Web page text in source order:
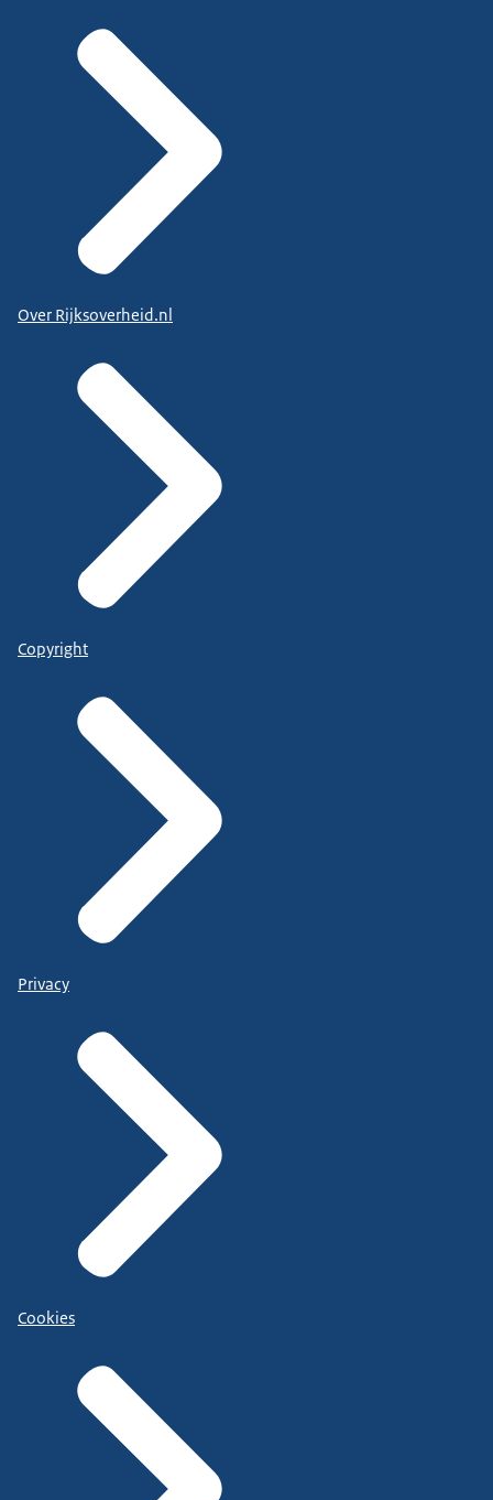
Over Rijksoverheid.nl
Copyright
Privacy
Cookies